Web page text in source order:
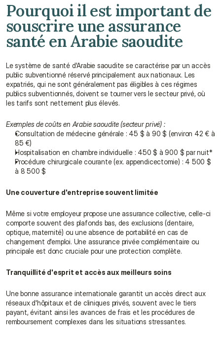
Pourquoi il est important de
souscrire une assurance
santé en Arabie saoudite
Le système de santé d'Arabie saoudite se caractérise par un accès
public subventionné réservé principalement aux nationaux. Les
expatriés, qui ne sont généralement pas éligibles à ces régimes
publics subventionnés, doivent se tourner vers le secteur privé, où
les tarifs sont nettement plus élevés.
Exemples de coûts en Arabie saoudite (secteur privé) :
Consultation de médecine générale : 45 $ à 90 $ (environ 42 € à
85 €)
Hospitalisation en chambre individuelle : 450 $ à 900 $ par nuit*
Procédure chirurgicale courante (ex. appendicectomie) : 4 500 $
à 8 500 $
Une couverture d'entreprise souvent limitée
Même si votre employeur propose une assurance collective, celle-ci
comporte souvent des plafonds bas, des exclusions (dentaire,
optique, maternité) ou une absence de portabilité en cas de
changement d'emploi. Une assurance privée complémentaire ou
principale est donc cruciale pour une protection complète.
Tranquillité d'esprit et accès aux meilleurs soins
Une bonne assurance internationale garantit un accès direct aux
réseaux d'hôpitaux et de cliniques privés, souvent avec le tiers
payant, évitant ainsi les avances de frais et les procédures de
remboursement complexes dans les situations stressantes.